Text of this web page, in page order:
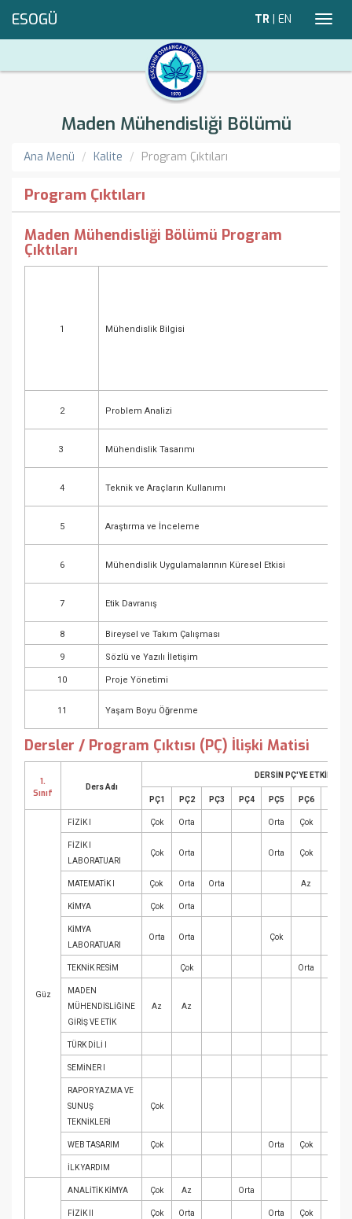
ESOGÜ TR | EN
Maden Mühendisliği Bölümü
Ana Menü Kalite Program Çıktıları
Program Çıktıları
Maden Mühendisliği Bölümü Program
Çıktıları
1 Mühendislik Bilgisi
2 Problem Analizi
3 Mühendislik Tasarımı
4 Teknik ve Araçların Kullanımı
5 Araştırma ve İnceleme
6 Mühendislik Uygulamalarının Küresel Etkisi
7 Etik Davranış
8 Bireysel ve Takım Çalışması
9 Sözlü ve Yazılı İletişim
10 Proje Yönetimi
11 Yaşam Boyu Öğrenme
Dersler / Program Çıktısı (PÇ) İlişki Matisi
1.
Sınıf
Ders Adı
DERSİN PÇ'YE ETKİN
PÇ1 PÇ2 PÇ3 PÇ4 PÇ5 PÇ6
Güz
FİZİK I Çok Orta Orta Çok
FİZİK I
LABORATUARI
Çok Orta Orta Çok
MATEMATİK I Çok Orta Orta Az
KİMYA Çok Orta
KİMYA
LABORATUARI
Orta Orta Çok
TEKNİK RESİM Çok Orta
MADEN
MÜHENDİSLİĞİNE
GİRİŞ VE ETİK
Az Az
TÜRK DİLİ I
SEMİNER I
RAPOR YAZMA VE
SUNUŞ
TEKNİKLERİ
Çok
WEB TASARIM Çok Orta Çok
İLK YARDIM
ANALİTİK KİMYA Çok Az Orta
FİZİK II Çok Orta Orta Çok